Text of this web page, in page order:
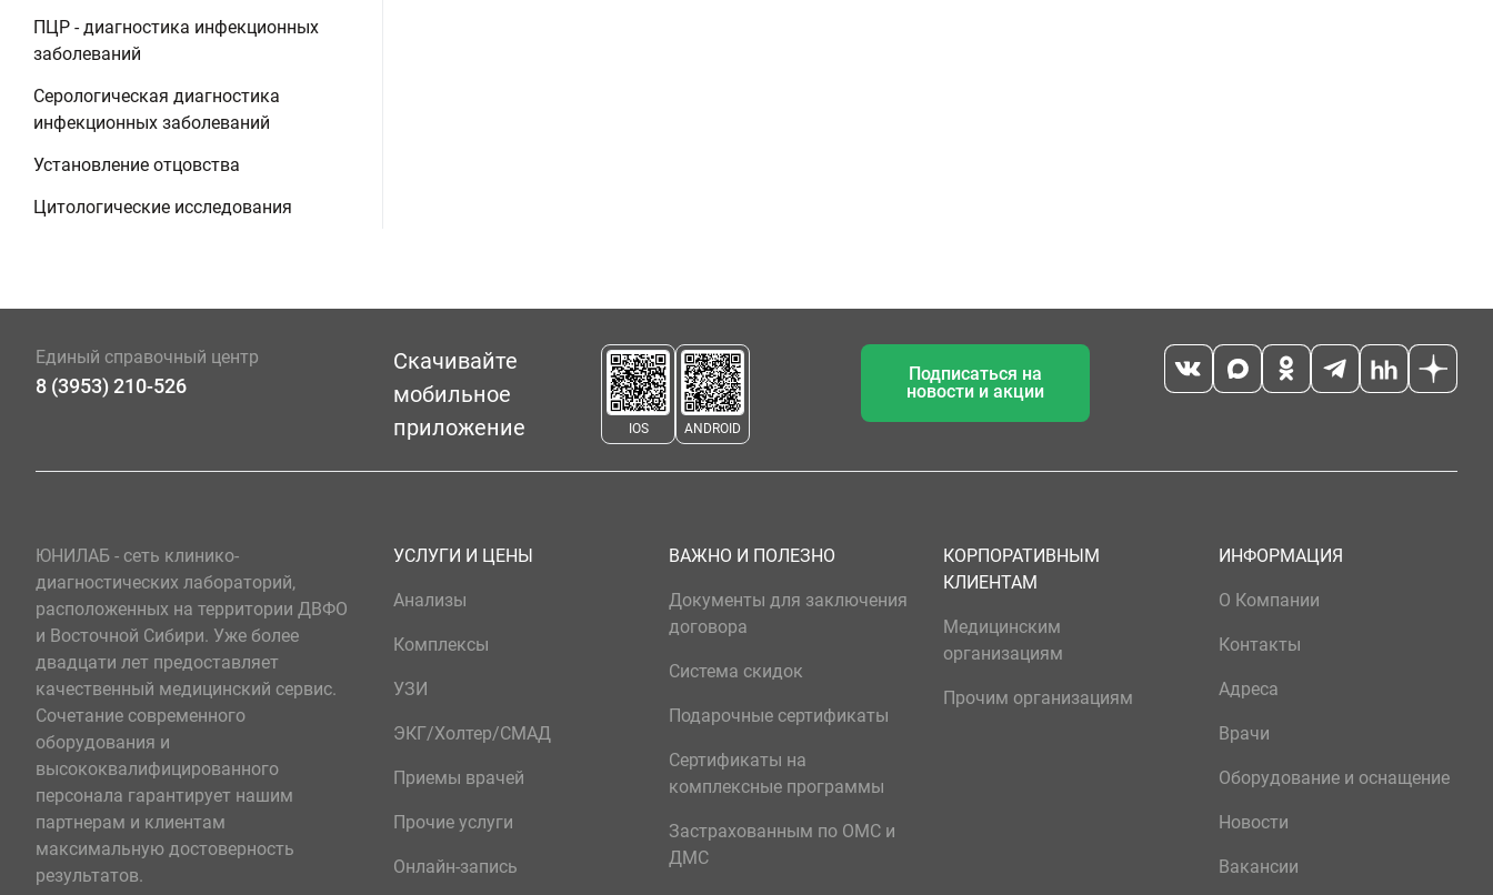
ПЦР - диагностика инфекционных
заболеваний
Серологическая диагностика
инфекционных заболеваний
Установление отцовства
Цитологические исследования
Единый справочный центр
8 (3953) 210-526
Скачивайте
мобильное
приложение
IOS ANDROID
Подписаться на
новости и акции
ЮНИЛАБ - сеть клинико-
диагностических лабораторий,
расположенных на территории ДВФО
и Восточной Сибири. Уже более
двадцати лет предоставляет
качественный медицинский сервис.
Сочетание современного
оборудования и
высококвалифицированного
персонала гарантирует нашим
партнерам и клиентам
максимальную достоверность
результатов.
УСЛУГИ И ЦЕНЫ
Анализы
Комплексы
УЗИ
ЭКГ/Холтер/СМАД
Приемы врачей
Прочие услуги
Онлайн-запись
ВАЖНО И ПОЛЕЗНО
Документы для заключения
договора
Система скидок
Подарочные сертификаты
Сертификаты на
комплексные программы
Застрахованным по ОМС и
ДМС
КОРПОРАТИВНЫМ
КЛИЕНТАМ
Медицинским
организациям
Прочим организациям
ИНФОРМАЦИЯ
О Компании
Контакты
Адреса
Врачи
Оборудование и оснащение
Новости
Вакансии